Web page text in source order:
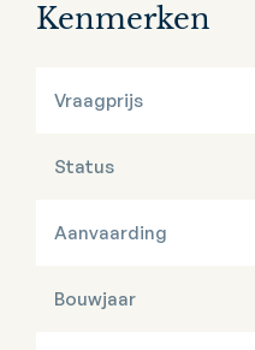
Kenmerken
Vraagprijs
Status
Aanvaarding
Bouwjaar